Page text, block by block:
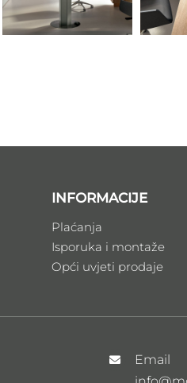
INFORMACIJE
Plaćanja
Isporuka i montaže
Opći uvjeti prodaje
Email